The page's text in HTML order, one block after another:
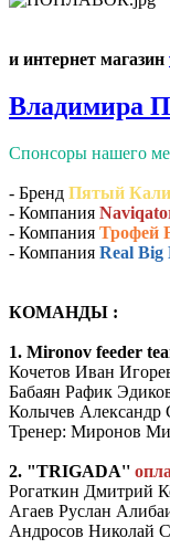
и интернет магазин
Владимира
Спонсоры нашего
- Бренд Пятый
- Компания
- Компания Трофей
- Компания Real Big
КОМАНДЫ :
1. Mironov feeder
Кочетов Иван
Бабаян Рафик
Колычев Александр
Тренер: Миронов
2. "TRIGADA''
Рогаткин Дмитрий
Агаев Руслан
Андросов Николай